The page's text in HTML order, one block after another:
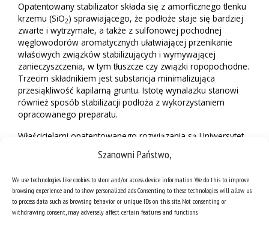
Szanowni Państwo,
We use technologies like cookies to store and/or access device information. We do this to improve
browsing experience and to show personalized ads. Consenting to these technologies will allow us
to process data such as browsing behavior or unique IDs on this site. Not consenting or
withdrawing consent, may adversely affect certain features and functions.
Opatentowany stabilizator składa się z amorficznego tlenku
krzemu (SiO2) sprawiającego, że podłoże staje się bardziej
zwarte i wytrzymałe, a także z sulfonowej pochodnej
węglowodorów aromatycznych ułatwiającej przenikanie
właściwych związków stabilizujących i wymywającej
zanieczyszczenia, w tym tłuszcze czy związki ropopochodne.
Trzecim składnikiem jest substancja minimalizująca
przesiąkliwość kapilarną gruntu. Istotę wynalazku stanowi
również sposób stabilizacji podłoża z wykorzystaniem
opracowanego preparatu.
Właścicielami opatentowanego rozwiązania są Uniwersytet
Śląski oraz firma EUROPOL CHEMICAL Sp. z o.o.